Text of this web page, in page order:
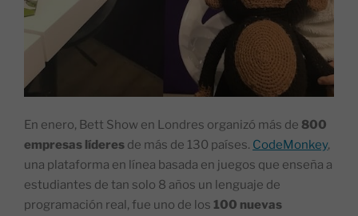
En enero, Bett Show en Londres organizó más de 800
empresas líderes de más de 130 países. CodeMonkey,
una plataforma en línea basada en juegos que enseña a
estudiantes de tan solo 8 años un lenguaje de
programación real, fue uno de los 100 nuevas